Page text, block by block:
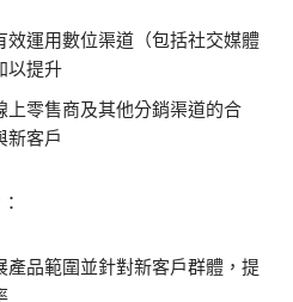
效運用數位渠道（包括社交媒體
以提升
上零售商及其他分銷渠道的合
新客戶
產品範圍並針對新客戶群體，提